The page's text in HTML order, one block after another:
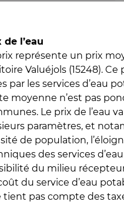
de l’eau
représente un prix
Valuéjols (15248).
par les services d’eau
moyenne n’est pas
Le prix de l’eau
paramètres, et
de population,
des services
du milieu
du service d’eau
tient pas compte des